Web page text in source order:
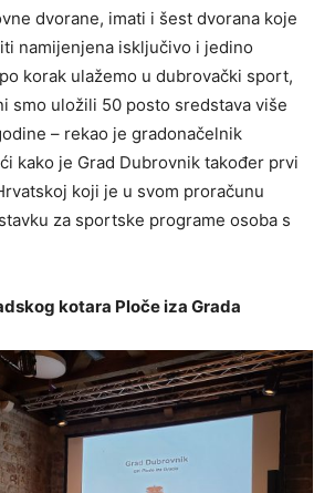
dvorane, imati i šest dvorana koje
namijenjena isključivo i jedino
korak ulažemo u dubrovački sport,
smo uložili 50 posto sredstava više
– rekao je gradonačelnik
kako je Grad Dubrovnik također prvi
koji je u svom proračunu
za sportske programe osoba s
kotara Ploče iza Grada